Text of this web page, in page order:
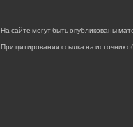
На сайте могут быть опубликованы
При цитировании ссылка на источник